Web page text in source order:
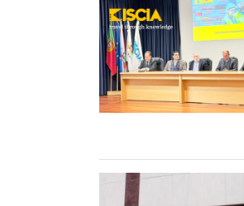
Imagem